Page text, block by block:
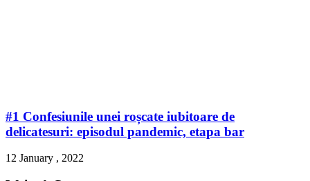
#1 Confesiunile unei roșcate iubitoare de
delicatesuri: episodul pandemic, etapa bar
12 January , 2022